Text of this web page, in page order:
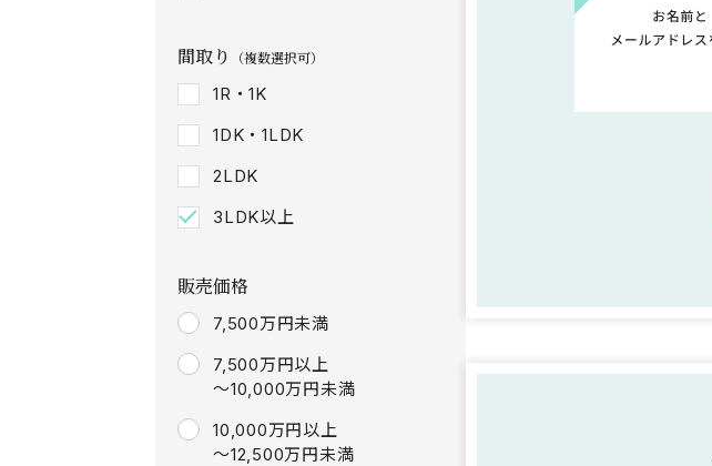
間取り （複数選択可）
1R・1K
1DK・1LDK
2LDK
3LDK以上
販売価格
7,500万円未満
7,500万円以上
～10,000万円未満
10,000万円以上
～12,500万円未満